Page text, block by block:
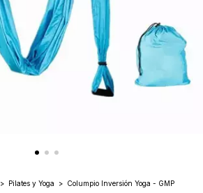
> Pilates y Yoga > Columpio Inversión Yoga - GMP